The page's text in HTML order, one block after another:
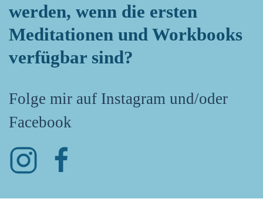
werden, wenn die ersten
Meditationen und Workbooks
verfügbar sind?
Folge mir auf Instagram und/oder
Facebook